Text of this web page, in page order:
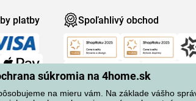
súkromia na 4home.sk
na mieru vám. Na základe vášho
platby Spoľahlivý obchod